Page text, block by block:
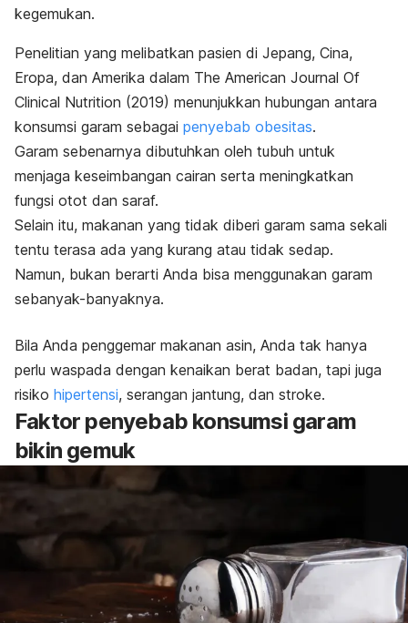
kegemukan.
Penelitian yang melibatkan pasien di Jepang, Cina,
Eropa, dan Amerika dalam The American Journal Of
Clinical Nutrition (2019) menunjukkan hubungan antara
konsumsi garam sebagai penyebab obesitas.
Garam sebenarnya dibutuhkan oleh tubuh untuk
menjaga keseimbangan cairan serta meningkatkan
fungsi otot dan saraf.
Selain itu, makanan yang tidak diberi garam sama sekali
tentu terasa ada yang kurang atau tidak sedap.
Namun, bukan berarti Anda bisa menggunakan garam
sebanyak-banyaknya.
Bila Anda penggemar makanan asin, Anda tak hanya
perlu waspada dengan kenaikan berat badan, tapi juga
risiko hipertensi, serangan jantung, dan stroke.
Faktor penyebab konsumsi garam
bikin gemuk